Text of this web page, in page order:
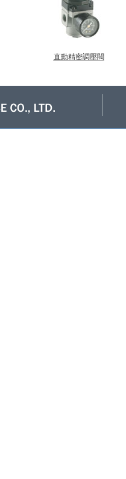
直動精密調壓閥